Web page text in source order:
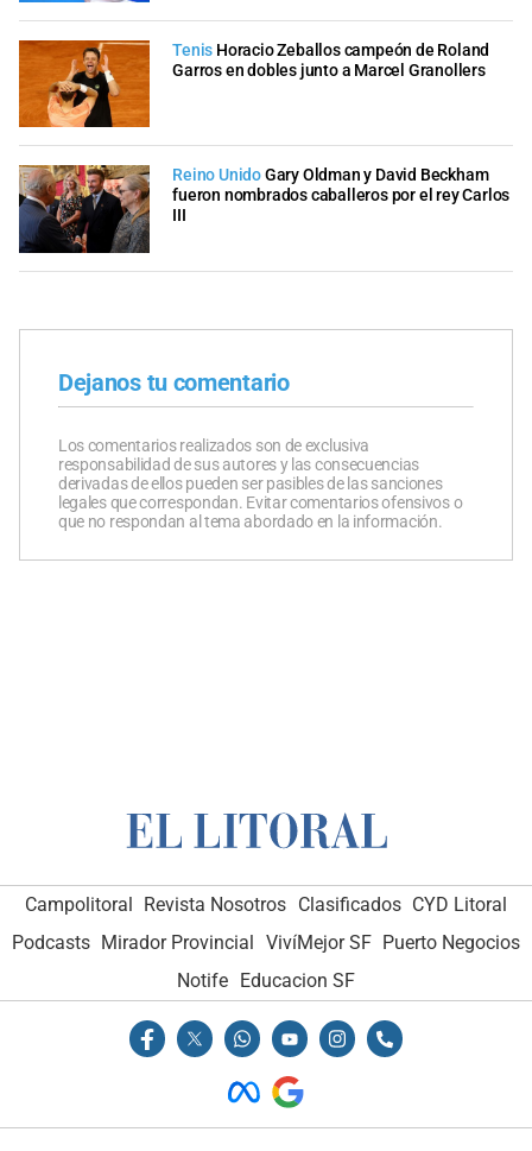
Tenis Horacio Zeballos campeón de Roland
Garros en dobles junto a Marcel Granollers
Reino UnidoGary Oldman y David Beckham
fueron nombrados caballeros por el rey Carlos
III
Dejanos tu comentario
Los comentarios realizados son de exclusiva
responsabilidad de sus autores y las consecuencias
derivadas de ellos pueden ser pasibles de las sanciones
legales que correspondan. Evitar comentarios ofensivos o
que no respondan al tema abordado en la información.
Campolitoral Revista Nosotros Clasificados CYD Litoral
Podcasts Mirador Provincial VivíMejor SF Puerto Negocios
Notife
Educacion SF